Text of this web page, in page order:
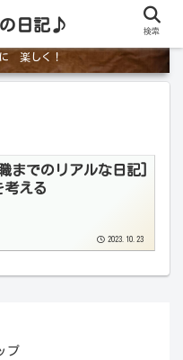
楽しく！
までのリアルな日記]
考える
2023.10.23
プ
日記♪ 検索